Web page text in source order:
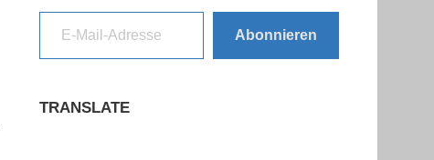
E-Mail-Adresse
Abonnieren
TRANSLATE